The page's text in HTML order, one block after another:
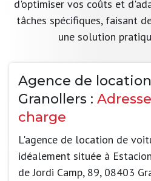
d'optimiser vos coûts et
tâches spécifiques, faisant
une solution
Agence de
Granollers :
charge
L'agence de location de
idéalement située à
de Jordi Camp, 89, 08403